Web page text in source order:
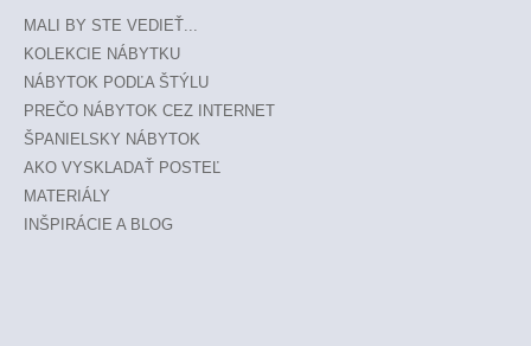
MALI BY STE VEDIEŤ...
KOLEKCIE NÁBYTKU
NÁBYTOK PODĽA ŠTÝLU
PREČO NÁBYTOK CEZ INTERNET
ŠPANIELSKY NÁBYTOK
AKO VYSKLADAŤ POSTEĽ
MATERIÁLY
INŠPIRÁCIE A BLOG